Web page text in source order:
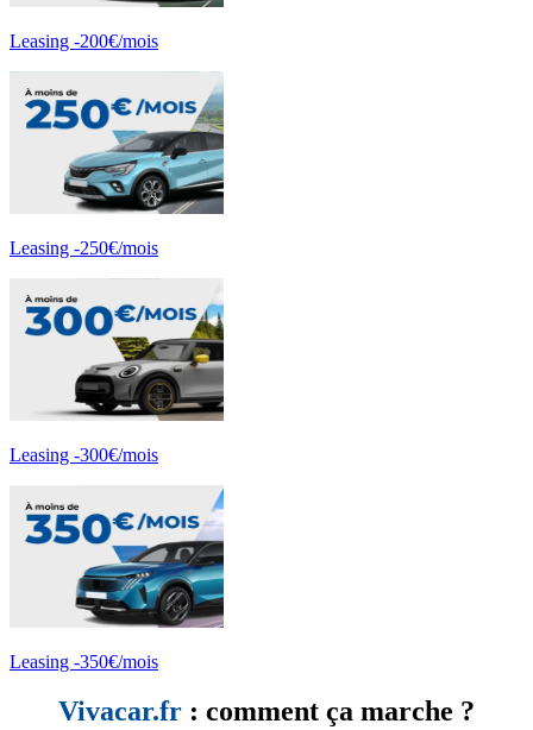
Leasing -200€/mois
Leasing -250€/mois
Leasing -300€/mois
Leasing -350€/mois
Vivacar.fr : comment ça marche ?